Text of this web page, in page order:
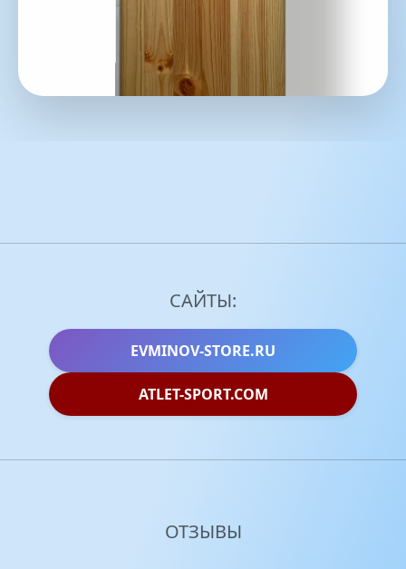
САЙТЫ:
EVMINOV-STORE.RU
ATLET-SPORT.COM
ОТЗЫВЫ